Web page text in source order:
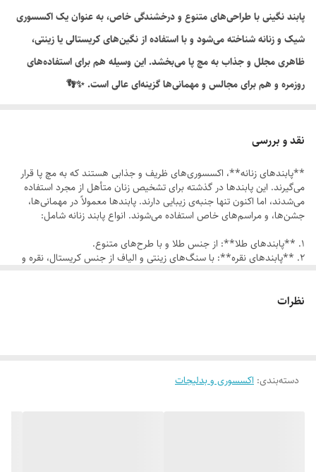
پابند نگینی با طراحی‌های متنوع و درخشندگی خاص، به عنوان یک اکسسوری
شیک و زنانه شناخته می‌شود و با استفاده از نگین‌های کریستالی یا زینتی،
ظاهری مجلل و جذاب به مچ پا می‌بخشد. این وسیله هم برای استفاده‌های
روزمره و هم برای مجالس و مهمانی‌ها گزینه‌ای عالی است. ✨👣
نقد و بررسی
**پابند‌های زنانه**، اکسسوری‌های ظریف و جذابی هستند که به مچ پا قرار
می‌گیرند. این پابندها در گذشته برای تشخیص زنان متأهل از مجرد استفاده
می‌شدند، اما اکنون تنها جنبه‌ی زیبایی دارند. پابندها معمولاً در مهمانی‌ها،
جشن‌ها، و مراسم‌های خاص استفاده می‌شوند. انواع پابند زنانه شامل:
1. **پابند‌های طلا**: از جنس طلا و با طرح‌های متنوع.
2. **پابند‌های نقره**: با سنگ‌های زینتی و الیاف از جنس کریستال، نقره و
4. **پابند‌های مهره‌ای**: با طرح‌های ماری، بابونه، و خاویاری.
نظرات
دسته‌بندی: اکسسوری و بدلیجات